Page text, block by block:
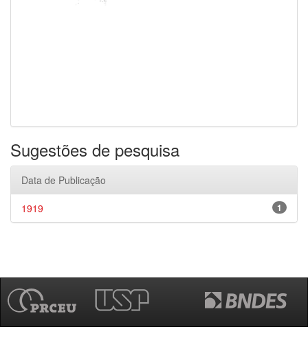
Sugestões de pesquisa
Data de Publicação
1
1919